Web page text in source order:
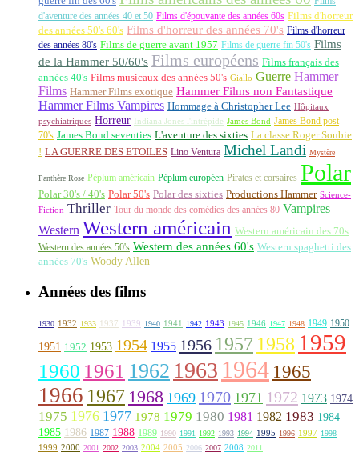
d'aventure des années 40 et 50 Films d'épouvante des années 60s Films d'horreur
des années 50's 60's Films d'horreur des années 70's Films d'horreur
des années 80's Films de guerre avant 1957 Films de guerre fin 50's Films
de la Hammer 50/60's Films européens Films français des
années 40's Films musicaux des années 50's Giallo Guerre Hammer
Films Hammer Films exotique Hammer Films non Fantastique
Hammer Films Vampires Hommage à Christopher Lee Hôpitaux
psychiatriques Horreur Indiana Jones l'intrépide James Bond James Bond post
70's James Bond seventies L'aventure des sixties La classe Roger Soubie
! LA GUERRE DES ETOILES Lino Ventura Michel Landi Mystère
Panthère Rose Péplum américain Péplum européen Pirates et corsaires Polar
Polar 30's / 40's Polar 50's Polar des sixties Productions Hammer Science-
Fiction Thriller Tour du monde des comédies des années 80 Vampires
Western Western américain Western américain des 70s
Western des années 50's Western des années 60's Western spaghetti des
années 70's Woody Allen
Années des films
1930 1932 1933 1937 1939 1940 1941 1942 1943 1945 1946 1947 1948 1949 1950
1951 1952 1953 1954 1955 1956 1957 1958 1959
1960 1961 1962 1963 1964 1965
1966 1967 1968 1969 1970 1971 1972 1973 1974
1975 1976 1977 1978 1979 1980 1981 1982 1983 1984
1985 1986 1987 1988 1989 1990 1991 1992 1993 1994 1995 1996 1997 1998
1999 2000 2001 2002 2003 2004 2005 2006 2007 2008 2011